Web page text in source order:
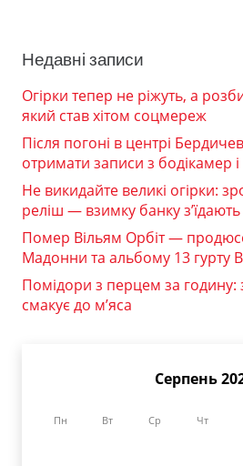
Недавні записи
Огірки тепер не ріжуть, а
який став хітом соцмереж
Після погоні в центрі
отримати записи з бодікамер
Не викидайте великі огірки:
реліш — взимку банку з’їдають
Помер Вільям Орбіт —
Мадонни та альбому 13 гурту
Помідори з перцем за годину:
смакує до м’яса
Серпень
Пн Вт Ср Чт